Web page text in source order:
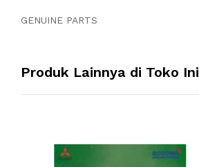
GENUINE PARTS
Produk Lainnya di Toko Ini